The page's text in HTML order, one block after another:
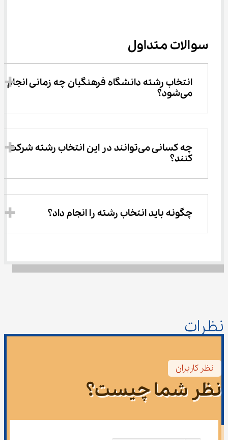
سوالات متداول
انتخاب رشته دانشگاه فرهنگیان چه زمانی انجام
می‌شود؟
چه کسانی می‌توانند در این انتخاب رشته شرکت
کنند؟
چگونه باید انتخاب رشته را انجام داد؟
نظرات
نظر کاربران
نظر شما چیست؟